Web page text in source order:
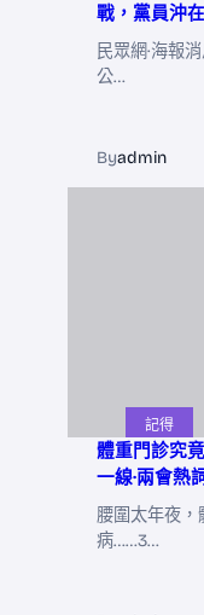
戰，黨員沖
民眾網·海報
公…
Byadmin
記得
體重門診究
一線·兩會熱
腰圍太年夜，
病……3…